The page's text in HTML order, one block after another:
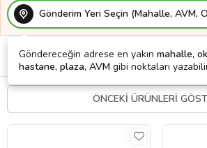
Gönderim Yeri Seçin (Mahalle, AVM,
Göndereceğin adrese en yakın mahalle,
hastane, plaza, AVM gibi noktaları
Filtrele Sırala Kişiye
ÖNCEKİ ÜRÜNLERİ